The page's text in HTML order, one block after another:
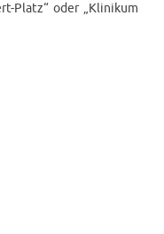
Platz“ oder „Klinikum